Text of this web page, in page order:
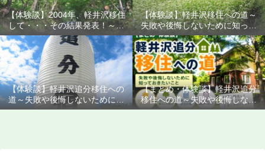
【体験談】2004年、軽井沢移住
して・・・その結果発表！～失
敗や後悔しないために知ってお
きたいこと
【体験談】軽井沢移住への道～
失敗や後悔しないために知って
おきたいこと
【体験談】軽井沢追分移住への
道～失敗や後悔しないために知
っておきたいこと
【まとめ・体験談】軽井沢追分
移住への道～失敗や後悔しない
ために知っておきたいこと